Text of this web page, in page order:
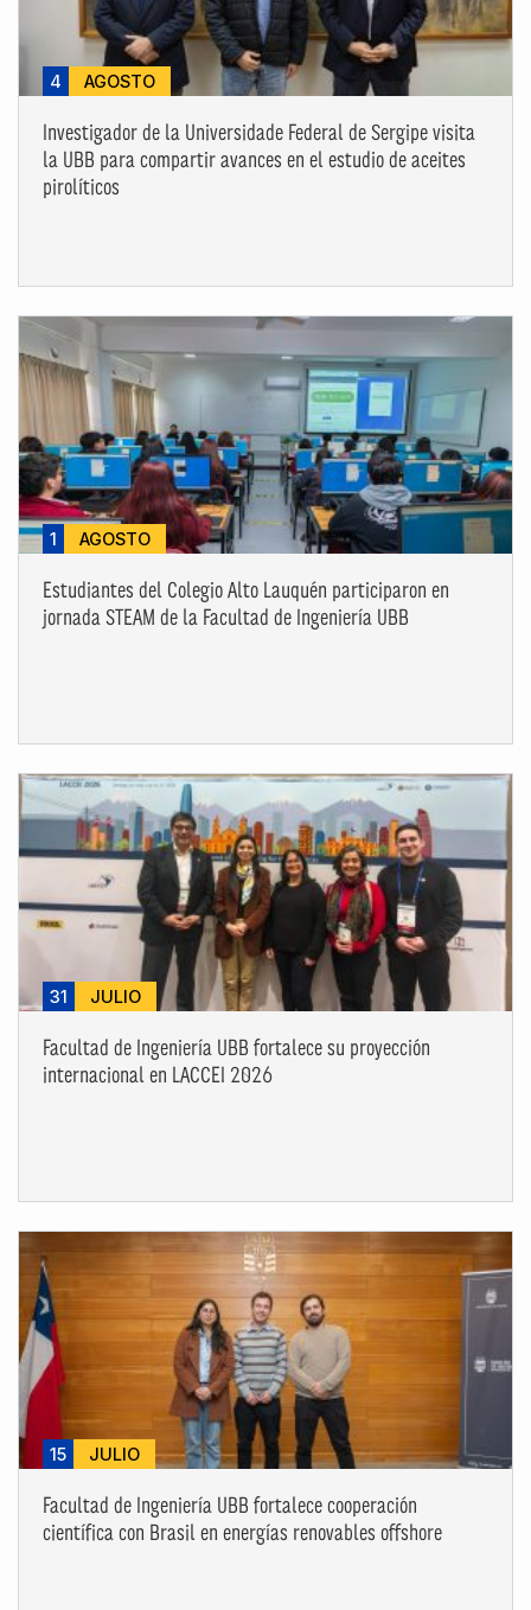
4 AGOSTO
Investigador de la Universidade Federal de Sergipe visita
la UBB para compartir avances en el estudio de aceites
pirolíticos
1 AGOSTO
Estudiantes del Colegio Alto Lauquén participaron en
jornada STEAM de la Facultad de Ingeniería UBB
31 JULIO
Facultad de Ingeniería UBB fortalece su proyección
internacional en LACCEI 2026
15 JULIO
Facultad de Ingeniería UBB fortalece cooperación
científica con Brasil en energías renovables offshore